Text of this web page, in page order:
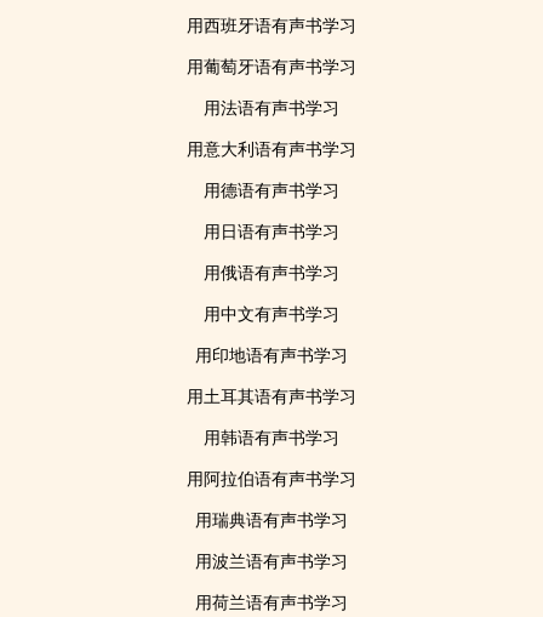
用西班牙语有声书学习
用葡萄牙语有声书学习
用法语有声书学习
用意大利语有声书学习
用德语有声书学习
用日语有声书学习
用俄语有声书学习
用中文有声书学习
用印地语有声书学习
用土耳其语有声书学习
用韩语有声书学习
用阿拉伯语有声书学习
用瑞典语有声书学习
用波兰语有声书学习
用荷兰语有声书学习